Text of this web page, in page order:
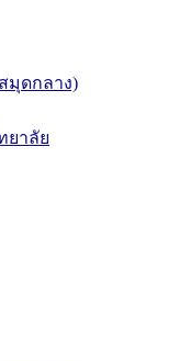
มุดกลาง)
ยาลัย